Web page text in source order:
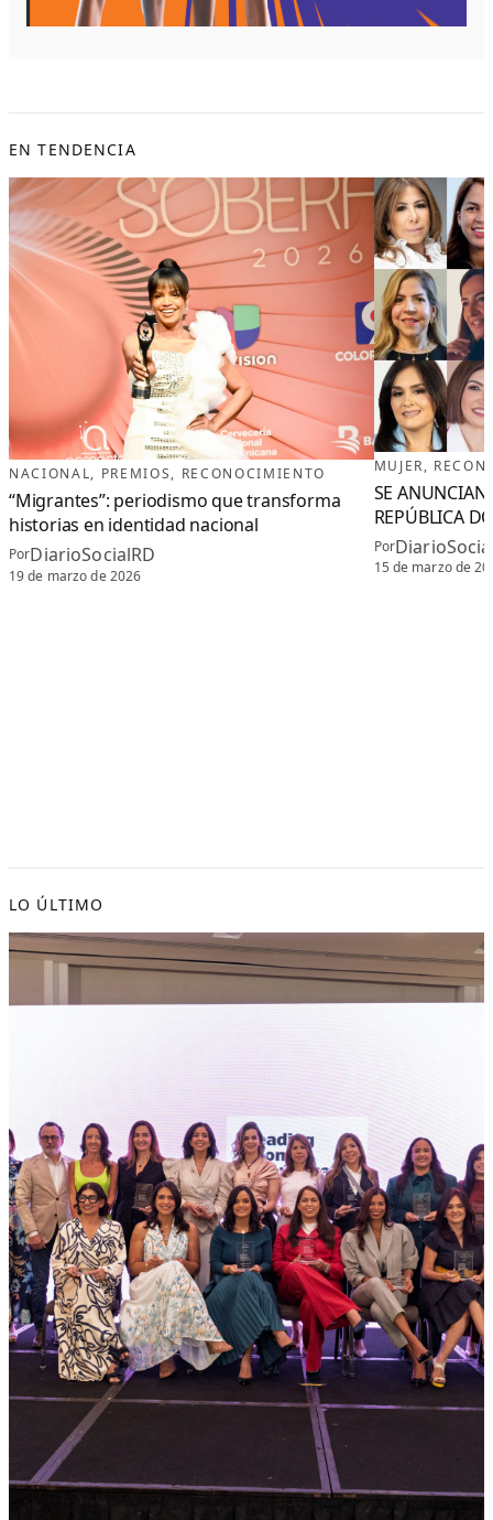
EN TENDENCIA
NACIONAL, PREMIOS, RECONOCIMIENTO
“Migrantes”: periodismo que transforma
historias en identidad nacional
PorDiarioSocialRD
19 de marzo de 2026
MUJER,
SE
REPÚBLICA
Por
15 de marzo de
LO ÚLTIMO